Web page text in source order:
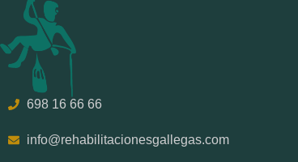
698 16 66 66
info@rehabilitacionesgallegas.com